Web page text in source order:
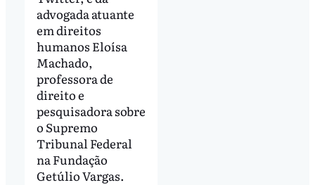
advogada atuante
em direitos
humanos Eloísa
Machado,
professora de
direito e
pesquisadora sobre
o Supremo
Tribunal Federal
na Fundação
Getúlio Vargas.